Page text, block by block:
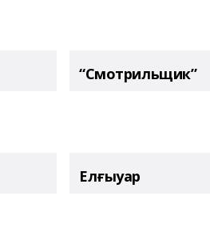
“Смотрильщик”
Елғыуар